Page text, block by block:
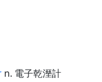
n. 電子乾溼計